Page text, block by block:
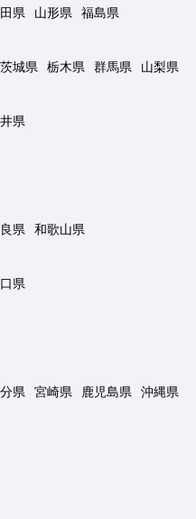
県 山形県
福島県
茨城県 栃木県 群馬県
山梨県
県
県
和歌山県
県
県 宮崎県 鹿児島県 沖縄県